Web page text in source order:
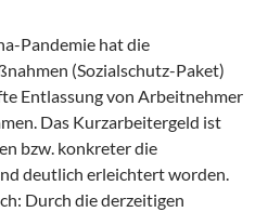
Pandemie hat die
(Sozialschutz-Paket)
Entlassung von Arbeitnehmer
Das Kurzarbeitergeld ist
bzw. konkreter die
deutlich erleichtert worden.
Durch die derzeitigen